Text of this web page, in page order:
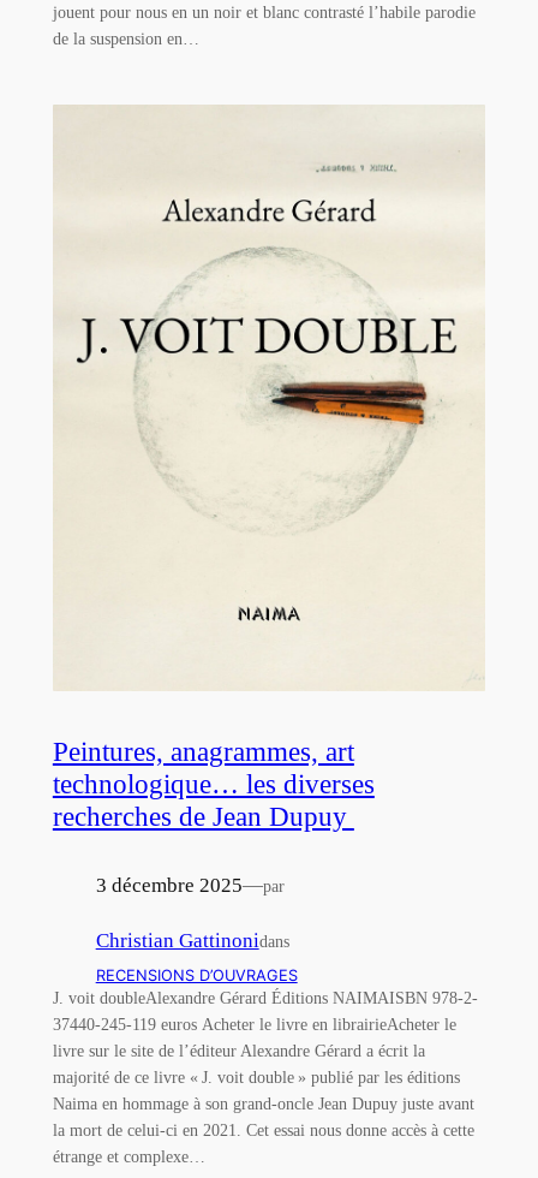
jouent pour nous en un noir et blanc contrasté l’habile parodie
de la suspension en…
Peintures, anagrammes, art
technologique… les diverses
recherches de Jean Dupuy
3 décembre 2025—par
Christian Gattinonidans
RECENSIONS D’OUVRAGES
J. voit doubleAlexandre Gérard Éditions NAIMAISBN 978-2-
37440-245-119 euros Acheter le livre en librairieAcheter le
livre sur le site de l’éditeur Alexandre Gérard a écrit la
majorité de ce livre « J. voit double » publié par les éditions
Naima en hommage à son grand-oncle Jean Dupuy juste avant
la mort de celui-ci en 2021. Cet essai nous donne accès à cette
étrange et complexe…